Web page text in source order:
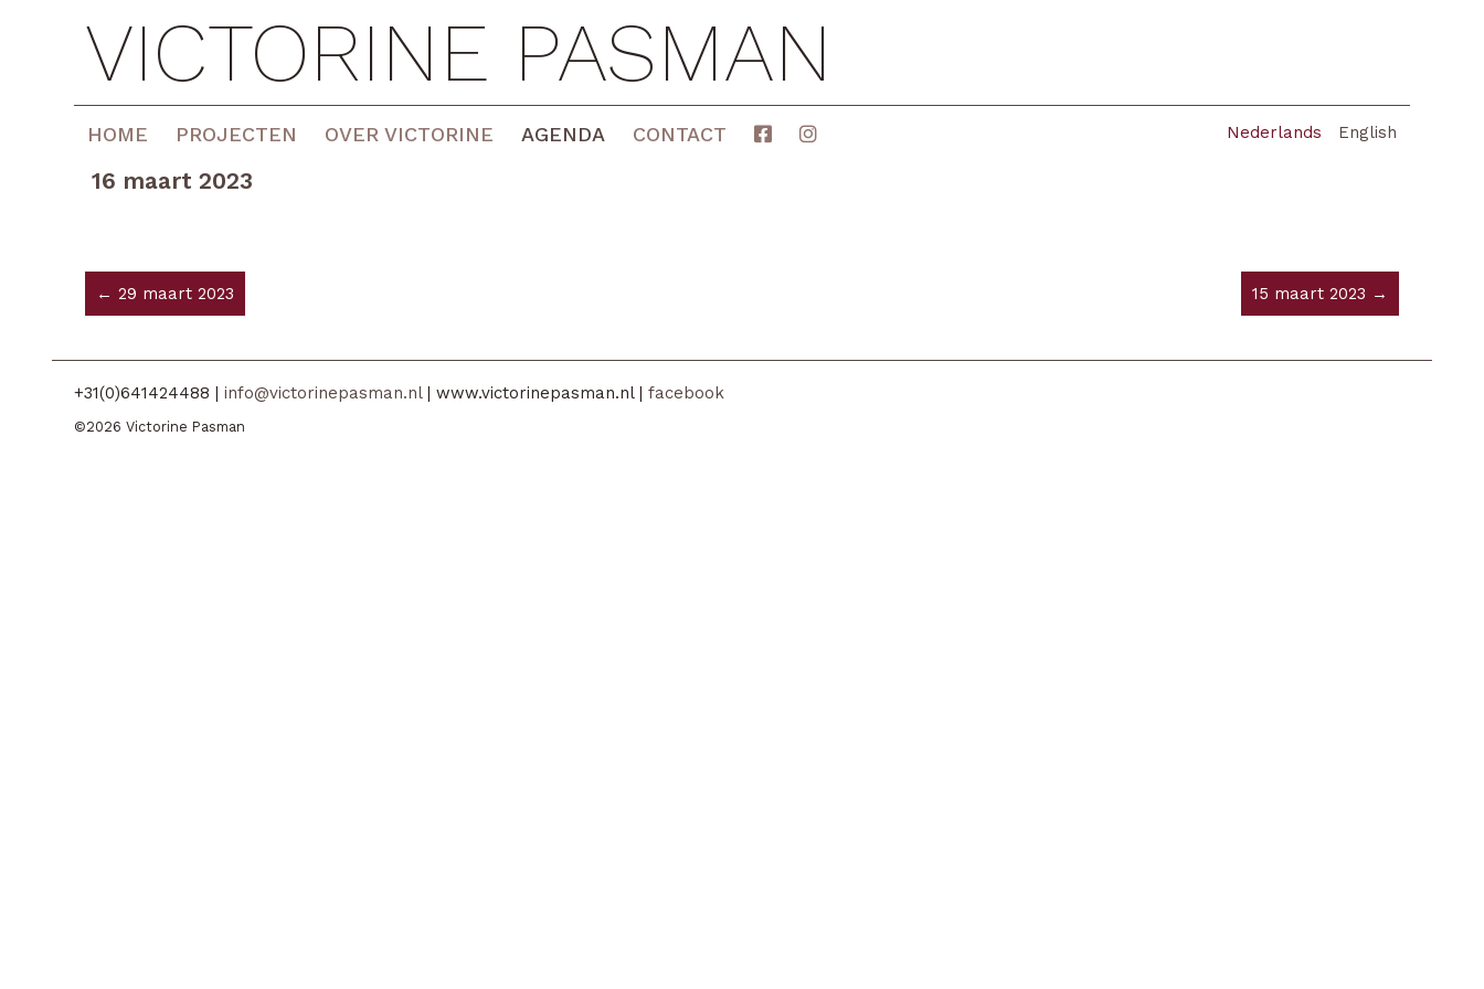
VICTORINE PASMAN
Nederlands English
HOME PROJECTEN OVER VICTORINE AGENDA CONTACT
16 maart 2023
15 maart 2023 →
← 29 maart 2023
+31(0)641424488 |info@victorinepasman.nl| www.victorinepasman.nl |facebook
©2026 Victorine Pasman